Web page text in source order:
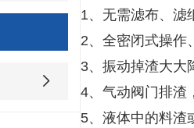
1、无需滤布、滤
2、全密闭式操作
3、振动掉渣大大
4、气动阀门排渣
5、液体中的料渣